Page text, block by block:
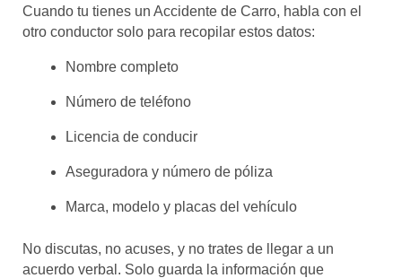
Cuando tu tienes un Accidente de Carro, habla con el
otro conductor solo para recopilar estos datos:
Nombre completo
Número de teléfono
Licencia de conducir
Aseguradora y número de póliza
Marca, modelo y placas del vehículo
No discutas, no acuses, y no trates de llegar a un
acuerdo verbal. Solo guarda la información que